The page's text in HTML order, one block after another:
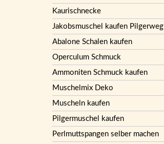
Kaurischnecke
Jakobsmuschel kaufen Pilgerweg
Abalone Schalen kaufen
Operculum Schmuck
Ammoniten Schmuck kaufen
Muschelmix Deko
Muscheln kaufen
Pilgermuschel kaufen
Perlmuttspangen selber machen